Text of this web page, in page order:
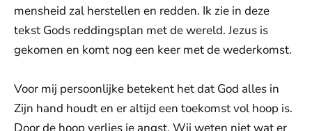
mensheid zal herstellen en redden. Ik zie in deze
tekst Gods reddingsplan met de wereld. Jezus is
gekomen en komt nog een keer met de wederkomst.
Voor mij persoonlijke betekent het dat God alles in
Zijn hand houdt en er altijd een toekomst vol hoop is.